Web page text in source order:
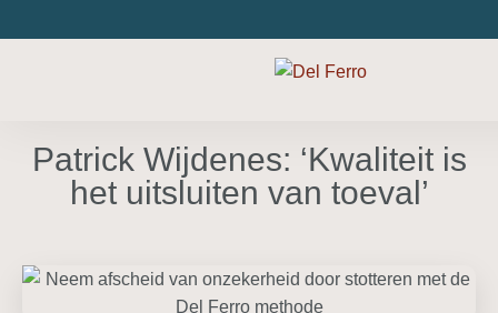
Patrick Wijdenes: ‘Kwaliteit is
het uitsluiten van toeval’